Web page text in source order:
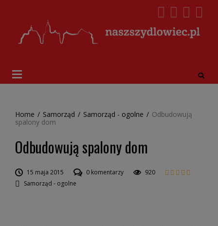
Home / Samorząd / Samorząd - ogolne / Odbudowują
spalony dom
Odbudowują spalony dom
15 maja 2015 0 komentarzy
920
Samorząd - ogolne